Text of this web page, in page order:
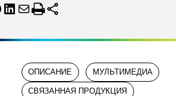
ОПИСАНИЕ МУЛЬТИМЕДИА
СВЯЗАННАЯ ПРОДУКЦИЯ